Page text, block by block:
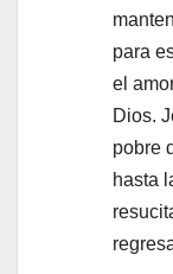
para
el
Dios.
pobre
hasta